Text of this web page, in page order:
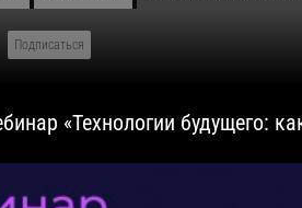
Подписаться
«Технологии будущего: